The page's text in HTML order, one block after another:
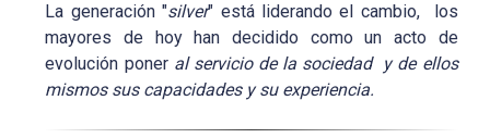
La generación "silver" está liderando el cambio, los
mayores de hoy han decidido como un acto de
evolución poner al servicio de la sociedad y de ellos
mismos sus capacidades y su experiencia.